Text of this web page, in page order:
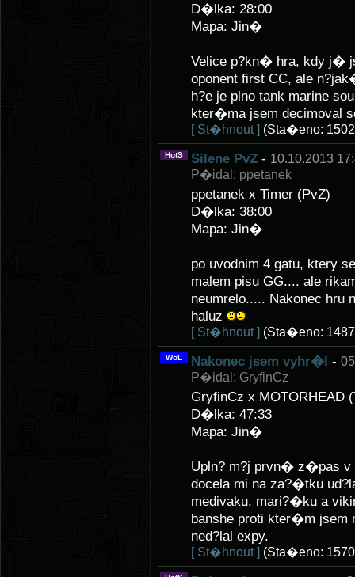
D�lka: 28:00
Mapa: Jin�
Velice p?kn� hra, kdy j�
oponent first CC, ale
h?e je plno tank marine
kter�ma jsem decimoval
[ St�hnout ] (Sta�eno:
HotS Silene PvZ - 10.10.2013
P�idal: ppetanek
ppetanek x Timer (PvZ)
D�lka: 38:00
Mapa: Jin�
po uvodnim 4 gatu, ktery
malem pisu GG.... ale
neumrelo..... Nakonec hru
haluz
[ St�hnout ] (Sta�eno:
WoL Nakonec jsem vyhr�l -
P�idal: GryfinCz
GryfinCz x MOTORHEAD
D�lka: 47:33
Mapa: Jin�
Upln? m?j prvn� z�pas
docela mi na za?�tku
medivaku, mari?�ku a
banshe proti kter�m jsem
ned?lal expy.
[ St�hnout ] (Sta�eno: